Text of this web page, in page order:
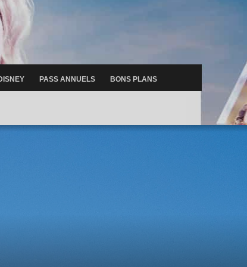
PASS ANNUELS BONS PLANS